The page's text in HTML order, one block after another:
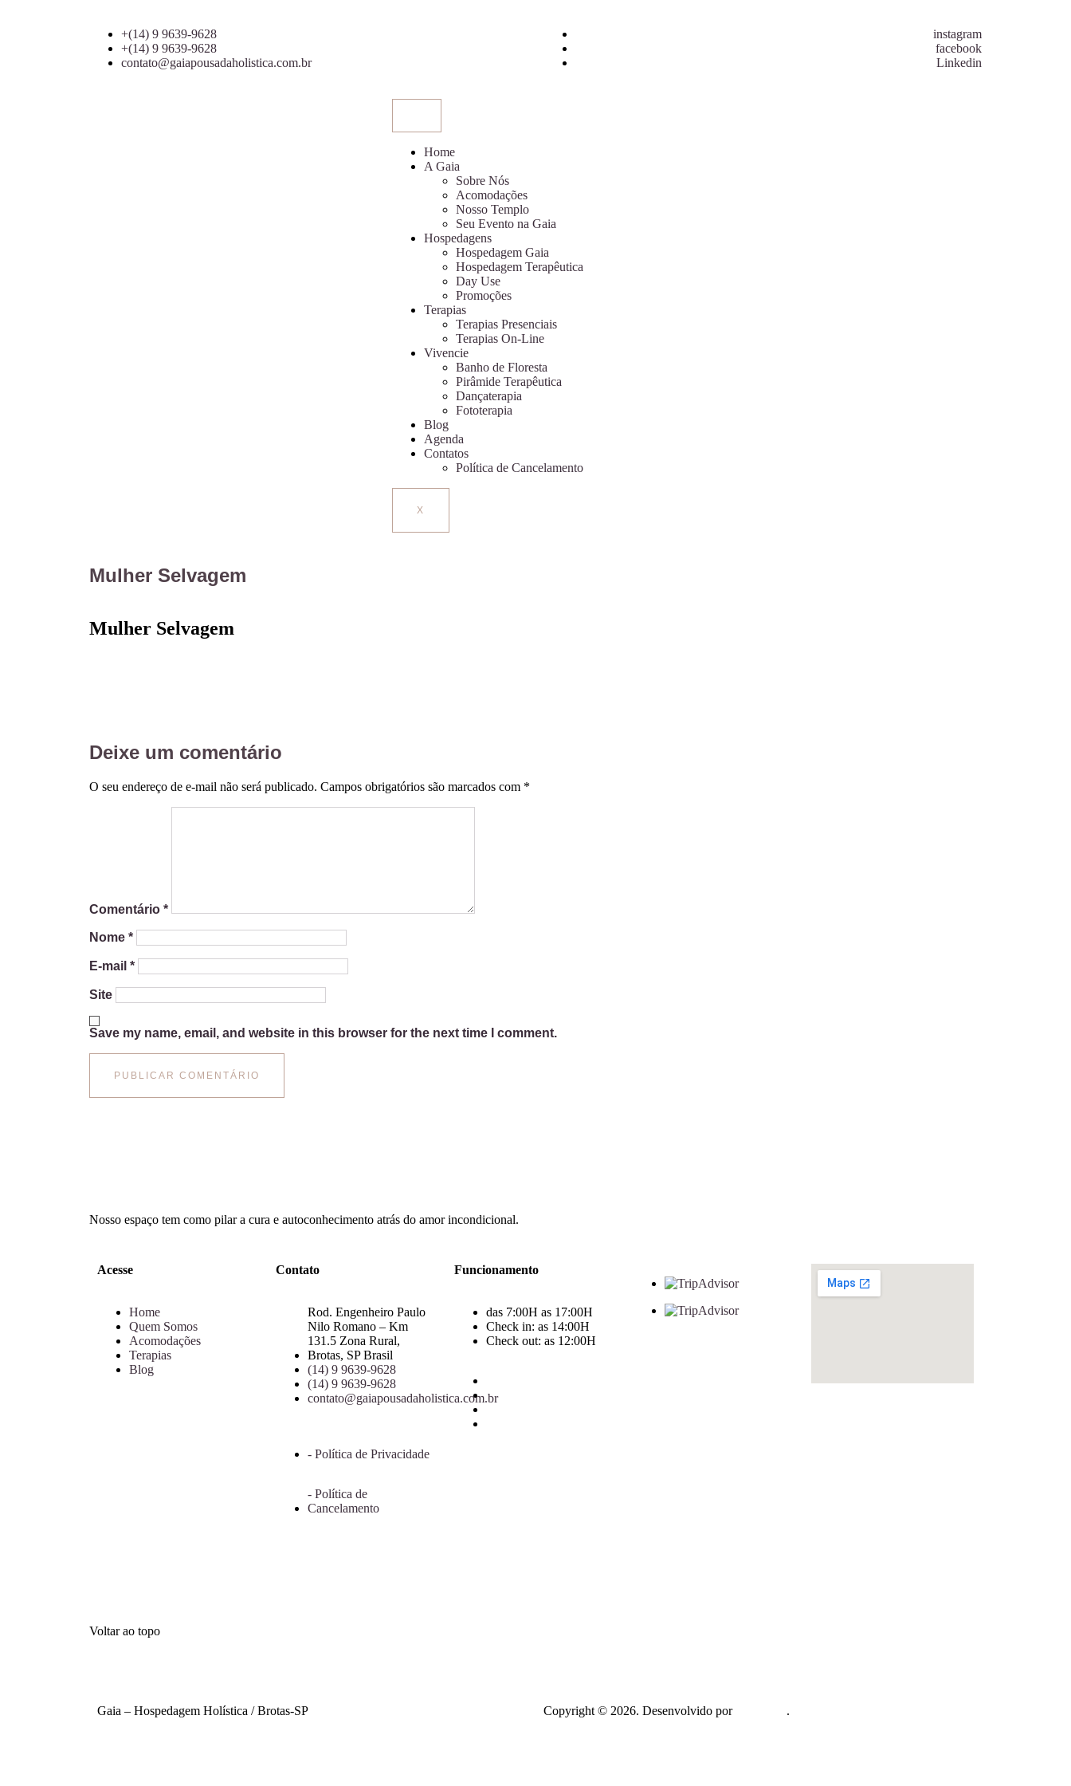
+(14) 9 9639-9628
+(14) 9 9639-9628
contato@gaiapousadaholistica.com.br
instagram
facebook
Linkedin
Home
A Gaia
Sobre Nós
Acomodações
Nosso Templo
Seu Evento na Gaia
Hospedagens
Hospedagem Gaia
Hospedagem Terapêutica
Day Use
Promoções
Terapias
Terapias Presenciais
Terapias On-Line
Vivencie
Banho de Floresta
Pirâmide Terapêutica
Dançaterapia
Fototerapia
Blog
Agenda
Contatos
Política de Cancelamento
X
Mulher Selvagem
Mulher Selvagem
Deixe um comentário
O seu endereço de e-mail não será publicado. Campos obrigatórios são marcados com *
Comentário *
Nome *
E-mail *
Site
Save my name, email, and website in this browser for the next time I comment.
Nosso espaço tem como pilar a cura e autoconhecimento atrás do amor incondicional.
Acesse
Home
Quem Somos
Acomodações
Terapias
Blog
Contato
Rod. Engenheiro Paulo
Nilo Romano – Km
131.5 Zona Rural,
Brotas, SP Brasil
(14) 9 9639-9628
(14) 9 9639-9628
contato@gaiapousadaholistica.com.br
- Política de Privacidade
- Política de
Cancelamento
Funcionamento
das 7:00H as 17:00H
Check in: as 14:00H
Check out: as 12:00H
Voltar ao topo
Gaia – Hospedagem Holística / Brotas-SP Copyright © 2026. Desenvolvido por .